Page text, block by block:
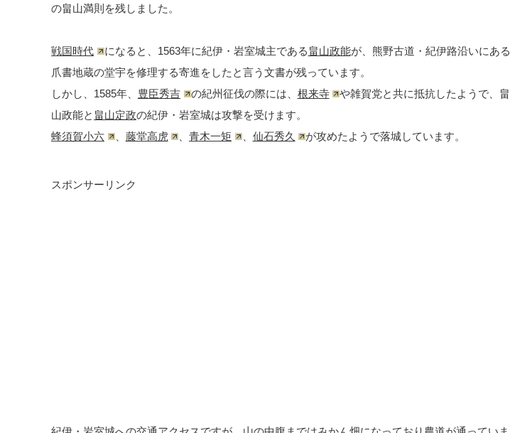
の畠山満則を残しました。
戦国時代 になると、1563年に紀伊・岩室城主である 畠山政能が、熊野古道・紀伊路沿いにある
爪書地蔵の堂宇を修理する寄進をしたと言う文書が残っています。
しかし、1585年、 豊臣秀吉 の紀州征伐の際には、 根来寺
や雑賀党と共に抵抗したようで、畠
山政能と 畠山定政の紀伊・岩室城は攻撃を受けます。
蜂須賀小六
、 藤堂高虎 青木一矩 、 仙石秀久 が攻めたようで落城しています。
スポンサーリンク